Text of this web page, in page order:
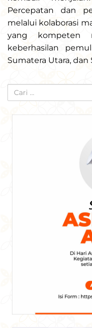
Percepatan dan
melalui kolaborasi
yang kompeten
keberhasilan
Sumatera Utara, dan